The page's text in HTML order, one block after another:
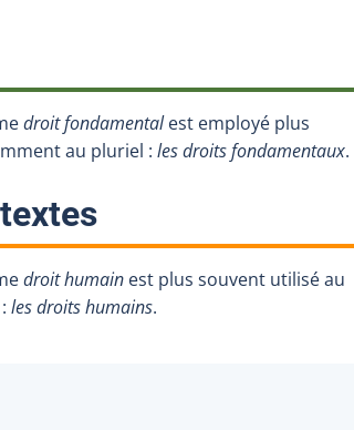
droit fondamentalest employé plus
au pluriel : les droits fondamentaux.
:
droit humain est plus souvent utilisé au
les droits humains.